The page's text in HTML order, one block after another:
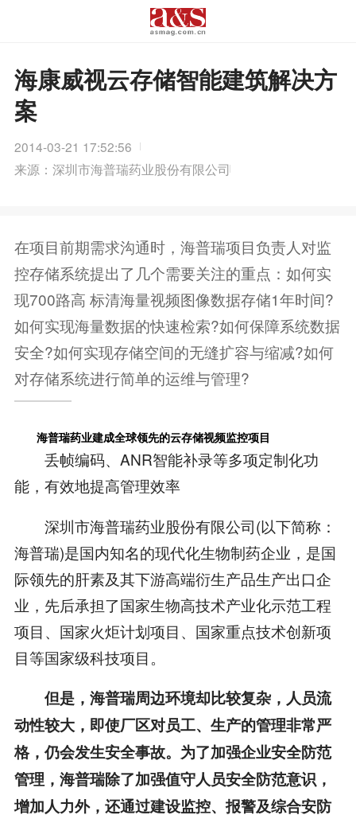
海康威视云存储智能建筑解决方
案
2014-03-21 17:52:56
来源：深圳市海普瑞药业股份有限公司
在项目前期需求沟通时，海普瑞项目负责人对监
控存储系统提出了几个需要关注的重点：如何实
现700路高 标清海量视频图像数据存储1年时间?
如何实现海量数据的快速检索?如何保障系统数据
安全?如何实现存储空间的无缝扩容与缩减?如何
对存储系统进行简单的运维与管理?
海普瑞药业建成全球领先的云存储视频监控项目
丢帧编码、ANR智能补录等多项定制化功
能，有效地提高管理效率
深圳市海普瑞药业股份有限公司(以下简称：
海普瑞)是国内知名的现代化生物制药企业，是国
际领先的肝素及其下游高端衍生产品生产出口企
业，先后承担了国家生物高技术产业化示范工程
项目、国家火炬计划项目、国家重点技术创新项
目等国家级科技项目。
但是，海普瑞周边环境却比较复杂，人员流
动性较大，即使厂区对员工、生产的管理非常严
格，仍会发生安全事故。为了加强企业安全防范
管理，海普瑞除了加强值守人员安全防范意识，
增加人力外，还通过建设监控、报警及综合安防